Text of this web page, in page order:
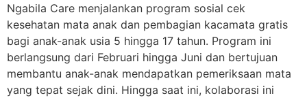
Ngabila Care menjalankan program sosial cek
kesehatan mata anak dan pembagian kacamata gratis
bagi anak-anak usia 5 hingga 17 tahun. Program ini
berlangsung dari Februari hingga Juni dan bertujuan
membantu anak-anak mendapatkan pemeriksaan mata
yang tepat sejak dini. Hingga saat ini, kolaborasi ini